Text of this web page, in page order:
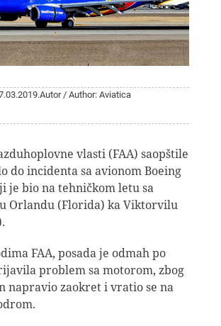
Autor / Author: Aviatica
vlasti (FAA) saopštile
do incidenta sa avionom Boeing
je bio na tehničkom letu sa
Orlandu (Florida) ka Viktorvilu
FAA, posada je odmah po
problem sa motorom, zbog
napravio zaokret i vratio se na